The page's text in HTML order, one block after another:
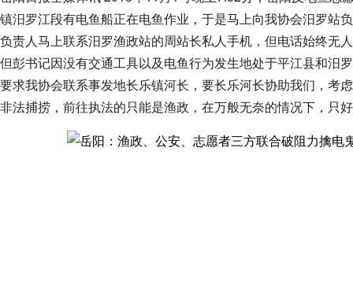
镇汨罗江段有电鱼船正在电鱼作业，于是马上向我协会汨罗站
负责人马上联系汨罗渔政站的周站长私人手机，但电话始终无
但彭书记因没有交通工具以及电鱼行为发生地处于平江县和汨
要求我协会联系事发地长乐镇河长，要长乐河长协助我们，考
非法捕捞，前往执法的只能是渔政，在万般无奈的情况下，只